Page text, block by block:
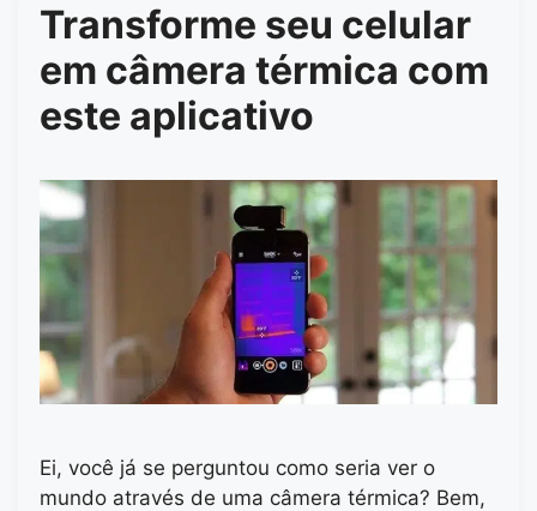
Transforme seu celular
em câmera térmica com
este aplicativo
Ei, você já se perguntou como seria ver o
mundo através de uma câmera térmica? Bem,